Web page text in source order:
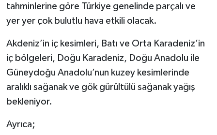
tahminlerine göre Türkiye genelinde parçalı ve
yer yer çok bulutlu hava etkili olacak.
Akdeniz’in iç kesimleri, Batı ve Orta Karadeniz’in
iç bölgeleri, Doğu Karadeniz, Doğu Anadolu ile
Güneydoğu Anadolu’nun kuzey kesimlerinde
aralıklı sağanak ve gök gürültülü sağanak yağış
bekleniyor.
Ayrıca;